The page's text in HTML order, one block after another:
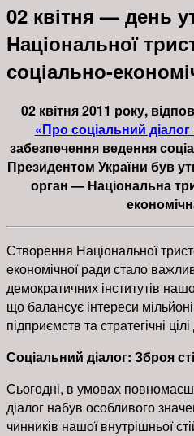
02 квітня — день
Національної
соціально-
02 квітня 2011 року,
«Про соціальний діалог
забезпечення ведення
Президентом України був
орган — Національна
Створення Національної
економічної ради стало
демократичних інститутів
що балансує інтереси
підприємств та стратегічні
Соціальний діалог: Зброя
Сьогодні, в умовах
діалог набув особливого
чинників нашої внутрішньої